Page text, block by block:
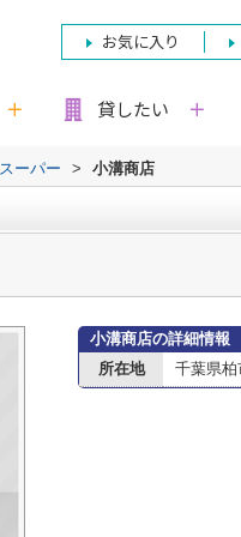
お気に入り
貸したい
ーパー > 小溝商店
小溝商店の詳細情報
所在地
千葉県柏